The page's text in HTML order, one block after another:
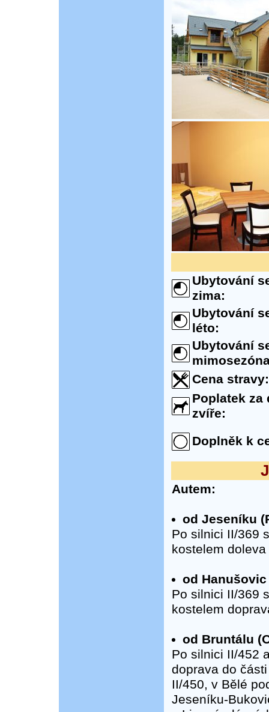
Ubytování
zima:
Ubytování
léto:
Ubytování
Cena stravy:
Poplatek za
zvíře:
Doplněk k
Autem:
od Jeseníku
Po silnici II/369
kostelem
od
Po silnici II/369
kostelem
od Bruntálu
Po silnici II/452
doprava do
II/450, v Bělé
Jeseníku-